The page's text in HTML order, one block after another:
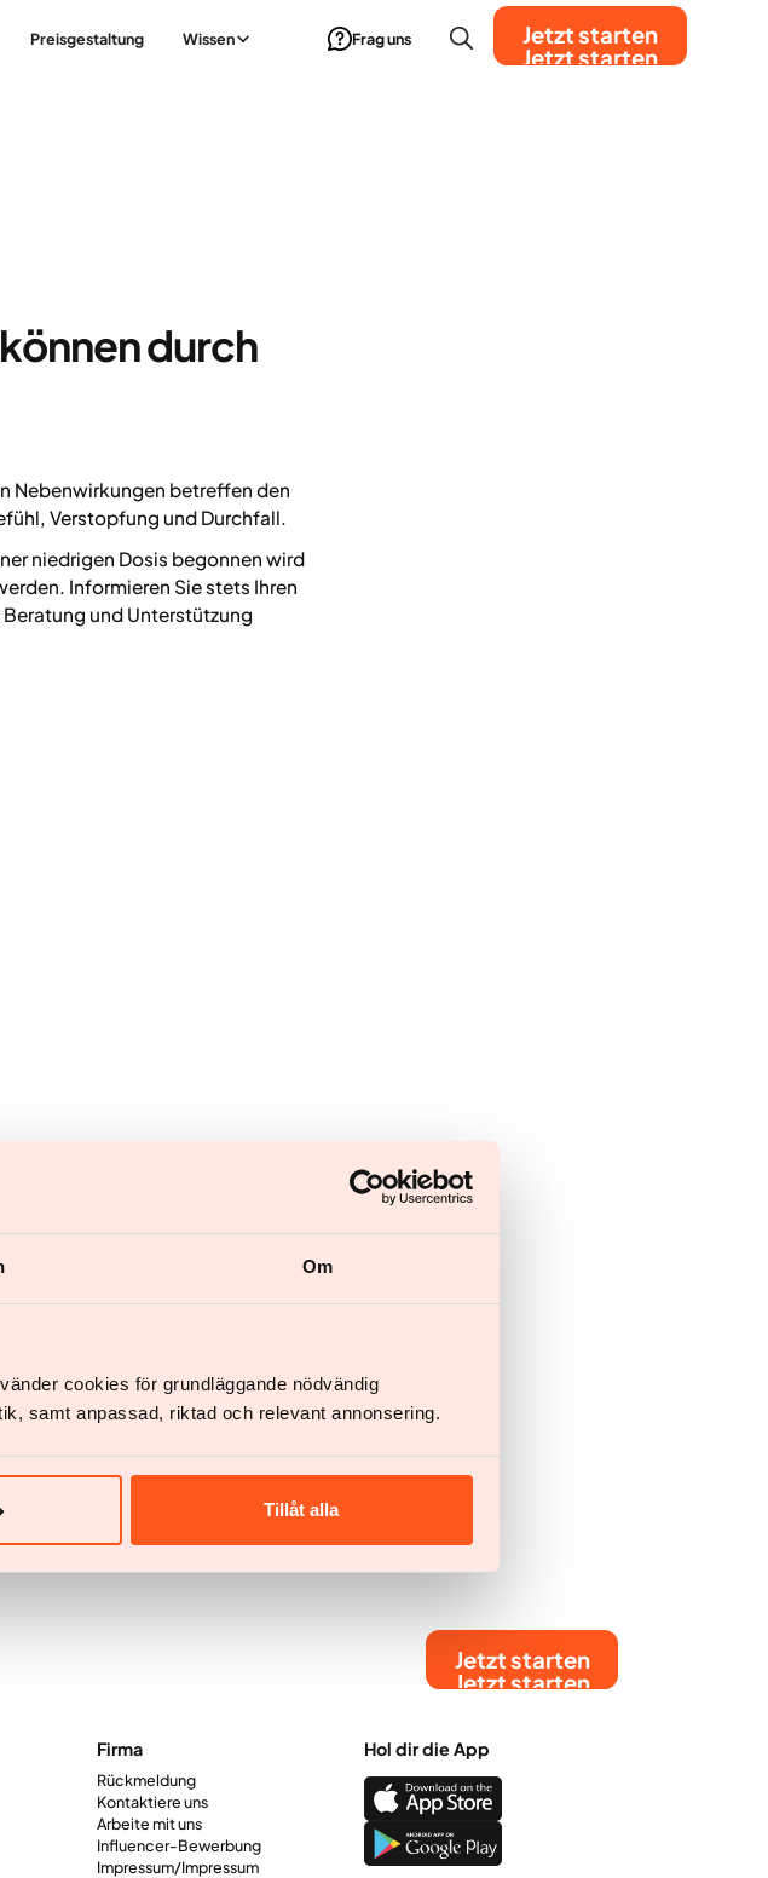
Om
cookies för grundläggande nödvändig
samt anpassad, riktad och relevant annonsering.
Tillåt alla
Preisgestaltung Wissen Frag uns
Jetzt starten
Jetzt starten
durch
Nebenwirkungen betreffen den
Verstopfung und Durchfall.
niedrigen Dosis begonnen wird
Informieren Sie stets Ihren
und Unterstützung
Chatten
Jetzt starten
Jetzt starten
Firma
Rückmeldung
Kontaktiere uns
Arbeite mit uns
Influencer-Bewerbung
Impressum/Impressum
Hol dir die App